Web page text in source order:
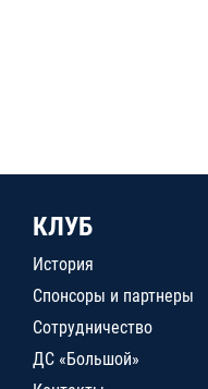
КЛУБ
История
Спонсоры и партнеры
Сотрудничество
ДС «Большой»